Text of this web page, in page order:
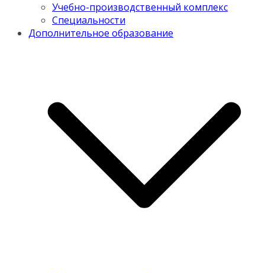
Учебно-производственный комплекс
Специальности
Дополнительное образование